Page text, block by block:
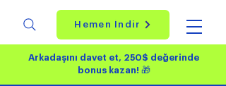
Hemen İndir
Arkadaşını davet et, 250$ değerinde
bonus kazan! 🎁